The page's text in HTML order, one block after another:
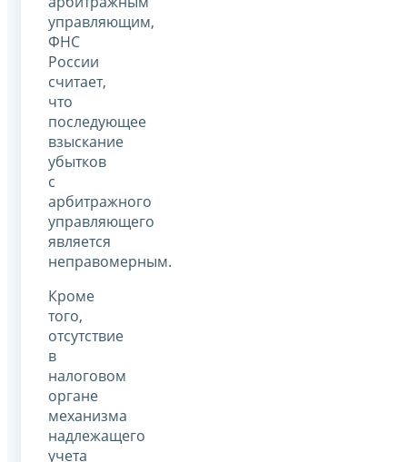
управляющим,
ФНС
России
считает,
что
последующее
взыскание
убытков
с
арбитражного
управляющего
является
неправомерным.
Кроме
того,
отсутствие
в
налоговом
органе
механизма
надлежащего
учета